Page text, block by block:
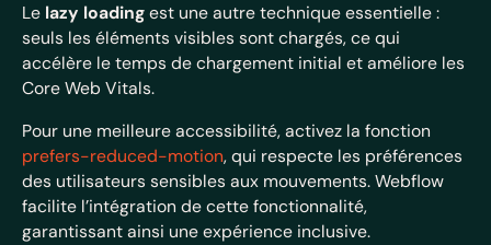
Le lazy loadingest une autre technique essentielle :
seuls les éléments visibles sont chargés, ce qui
accélère le temps de chargement initial et améliore les
Core Web Vitals.
Pour une meilleure accessibilité, activez la fonction
prefers-reduced-motion, qui respecte les préférences
des utilisateurs sensibles aux mouvements. Webflow
facilite l’intégration de cette fonctionnalité,
garantissant ainsi une expérience inclusive.